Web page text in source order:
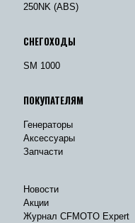
250NK (ABS)
СНЕГОХОДЫ
SM 1000
ПОКУПАТЕЛЯМ
Генераторы
Аксессуары
Запчасти
Новости
Акции
Журнал CFMOTO Expert